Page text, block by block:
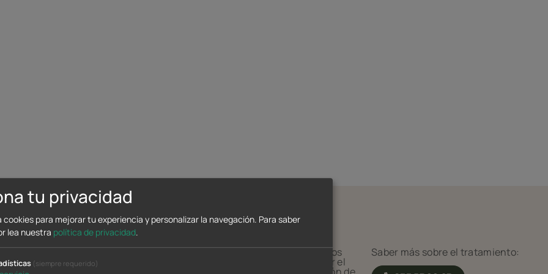
El PRP capilar es untratamiento regenerativoque utiliza los
propios factores de crecimiento del paciente para estimular el
Saber más sobre el tratamiento:
tu privacidad
cookies para mejorar tu experiencia y personalizar la navegación. Para saber
lea nuestra política de privacidad.
(siempre requerido)